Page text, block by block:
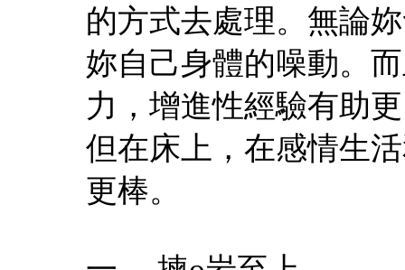
的方式去處理。無論
妳自己身體的噪動。
力，增進性經驗有助
但在床上，在感情生
更棒。